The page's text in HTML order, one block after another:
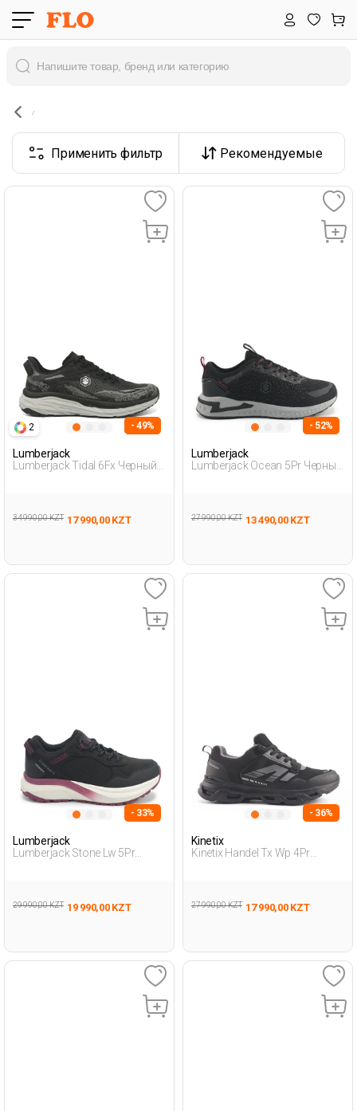
Применить фильтр Рекомендуемые
2 - 49%
Lumberjack
Lumberjack Tidal 6Fx Черный
34 990,00 KZT 17 990,00 KZT
- 52%
Lumberjack
Lumberjack Ocean 5Pr Черный
27 990,00 KZT 13 490,00 KZT
- 33%
Lumberjack
Lumberjack Stone Lw 5Pr
29 990,00 KZT 19 990,00 KZT
- 36%
Kinetix
Kinetix Handel Tx Wp 4Pr
27 990,00 KZT 17 990,00 KZT